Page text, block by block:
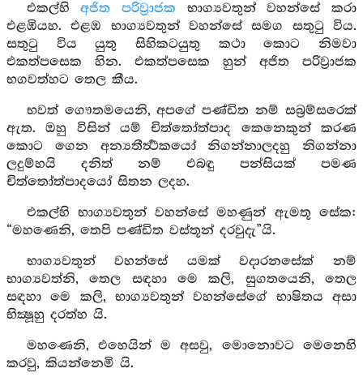
එකල්හිඅජිත පරිව්‍රාජක භාග්‍යවතුන් වහන්සේ කරා
එළඹියහ. එළඹ භාග්‍යවතුන් වහන්සේ සමග සතුටු විය.
සතුටු විය යුතු සිහිකටයුතු කථා කොට නිමවා
එකත්පසෙක හින. එකත්පසෙක හුන් අජිත පරිව්‍රාජක
භගවත්හට තෙල කීය.
භවත් ගෞතමයෙනි, අපගේ පණ්ඩිත නම් සබ්‍රම්සරෙක්
ඇත. ඔහු විසින් යම් චිත්තෝත්පාද කෙනෙකුන් කරණ
කොට ගෙන අන්‍යතීර්‍ත්‍ථකයෝ නිගන්නාලදහු නිගන්නා
ලදුම්හයි දනිත් නම් එබඳු පන්සියක් පමණ
චිත්තෝත්පාදයෝ සිතන ලදහ.
එකල්හි භාග්‍යවතුන් වහන්සේ මහණුන් ඇමතූ සේක:
“මහණෙනි, තෙපි පණ්ඩිත වස්තූන් දරවුදැ”යි.
භාග්‍යවතුන් වහන්සේ යමක් වදාරනසේක් නම්
භාග්‍යවත්නි, තෙල සඳහා මෙ කලි, සුගතයෙනි, තෙල
සඳහා මෙ කලි, භාග්‍යවතුන් වහන්සේගේ භාෂිතය අසා
භික්‍ෂූහු දරත්හ යි.
මහණෙනි, එහෙයින් ම අසවු, මොනොවට මෙනෙහි
කරවු, කියන්නෙමි යි.